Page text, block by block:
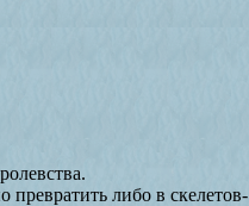
либо в скелетов-